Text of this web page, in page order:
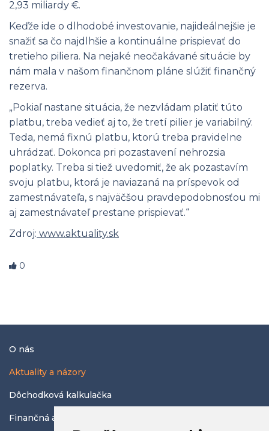
2,93 miliardy €.
Keďže ide o dlhodobé investovanie, najideálnejšie je
snažiť sa čo najdlhšie a kontinuálne prispievať do
tretieho piliera. Na nejaké neočakávané situácie by
nám mala v našom finančnom pláne slúžiť finančný
rezerva.
„Pokiaľ nastane situácia, že nezvládam platiť túto
platbu, treba vedieť aj to, že tretí pilier je variabilný.
Teda, nemá fixnú platbu, ktorú treba pravidelne
uhrádzať. Dokonca pri pozastavení nehrozsia
poplatky. Treba si tiež uvedomiť, že ak pozastavím
svoju platbu, ktorá je naviazaná na príspevok od
zamestnávateľa, s najväčšou pravdepodobnosťou mi
aj zamestnávateľ prestane prispievať.“
Zdroj: www.aktuality.sk
0
O nás
Aktuality a názory
Dôchodková kalkulačka
Finančná abeceda